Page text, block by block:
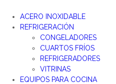
ACERO INOXIDABLE
REFRIGERACIÓN
CONGELADORES
CUARTOS FRÍOS
REFRIGERADORES
VITRINAS
EQUIPOS PARA COCINA